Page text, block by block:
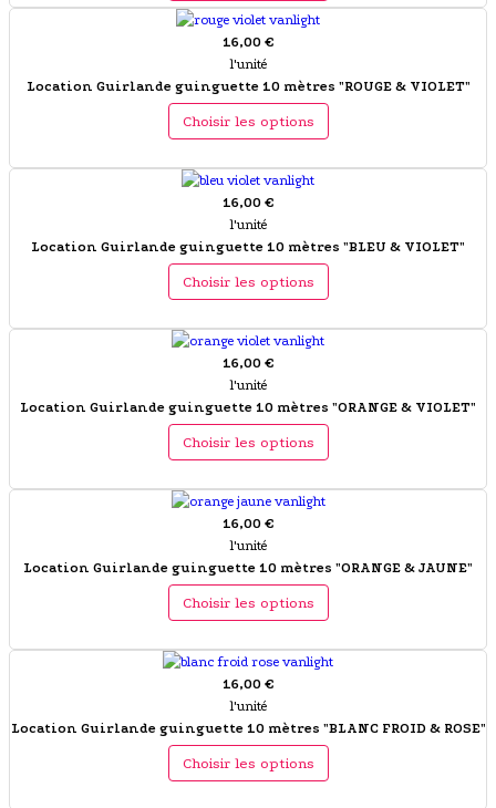
16,00 €
l'unité
Location Guirlande guinguette 10 mètres "ROUGE & VIOLET"
Choisir les options
16,00 €
l'unité
Location Guirlande guinguette 10 mètres "BLEU & VIOLET"
Choisir les options
16,00 €
l'unité
Location Guirlande guinguette 10 mètres "ORANGE & VIOLET"
Choisir les options
16,00 €
l'unité
Location Guirlande guinguette 10 mètres "ORANGE & JAUNE"
Choisir les options
16,00 €
l'unité
Location Guirlande guinguette 10 mètres "BLANC FROID & ROSE"
Choisir les options